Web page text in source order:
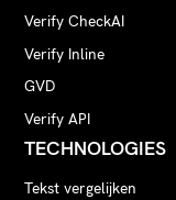
Verify CheckAI
Verify Inline
GVD
Verify API
TECHNOLOGIES
Tekst vergelijken